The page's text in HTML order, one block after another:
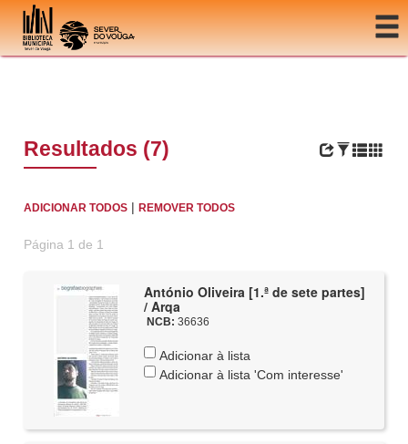
Ir para o conteúdo
Resultados (7)
ADICIONAR TODOS |REMOVER TODOS
Página 1 de 1
António Oliveira [1.ª de sete partes]
/ Arqa
NCB: 36636
Adicionar à lista
Adicionar à lista 'Com interesse'